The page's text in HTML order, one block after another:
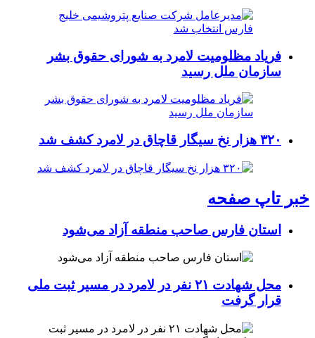
فریاد مظلومیت لامرد به شورای حقوق بشر
سازمان ملل رسید
۳۲۰ هزار نخ سیگار قاچاق در لامرد کشف شد
خبر تاپ صفحه
استان فارس صاحب منطقه آزاد می‌شود
محل شهادت ۲۱ نفر در لامرد در مسیر ثبت ملی
قرار گرفت